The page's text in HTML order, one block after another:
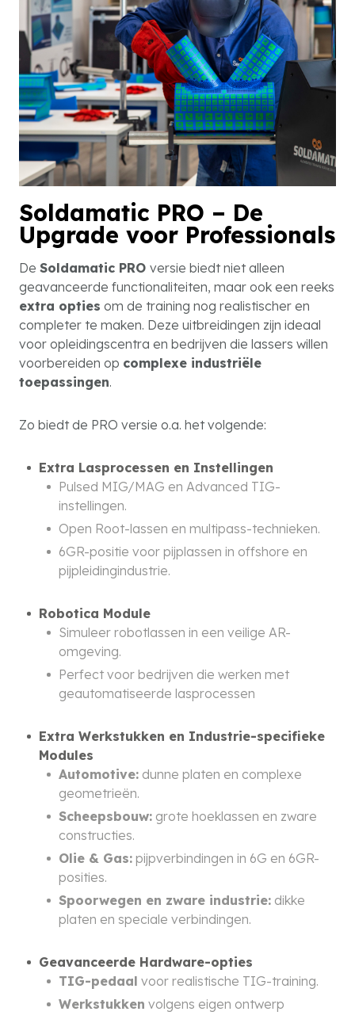
Soldamatic PRO – De
Upgrade voor Professionals
De Soldamatic PRO versie biedt niet alleen
geavanceerde functionaliteiten, maar ook een reeks
extra opties om de training nog realistischer en
completer te maken. Deze uitbreidingen zijn ideaal
voor opleidingscentra en bedrijven die lassers willen
voorbereiden op complexe industriële
toepassingen.
Zo biedt de PRO versie o.a. het volgende:
Extra Lasprocessen en Instellingen
Pulsed MIG/MAG en Advanced TIG-
instellingen.
Open Root-lassen en multipass-technieken.
6GR-positie voor pijplassen in offshore en
pijpleidingindustrie.
Robotica Module
Simuleer robotlassen in een veilige AR-
omgeving.
Perfect voor bedrijven die werken met
geautomatiseerde lasprocessen
Extra Werkstukken en Industrie-specifieke
Modules
Automotive: dunne platen en complexe
geometrieën.
Scheepsbouw: grote hoeklassen en zware
constructies.
Olie & Gas: pijpverbindingen in 6G en 6GR-
posities.
Spoorwegen en zware industrie: dikke
platen en speciale verbindingen.
Geavanceerde Hardware-opties
TIG-pedaal voor realistische TIG-training.
Werkstukken volgens eigen ontwerp